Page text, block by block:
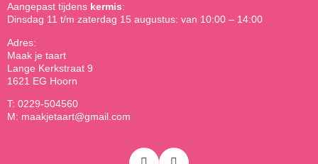
Aangepast tijdens kermis:
Dinsdag 11 t/m zaterdag 15 augustus: van 10:00 – 14:00
Adres:
Maak je taart
Lange Kerkstraat 9
1621 EG Hoorn
T: 0229-504560
M: maakjetaart@gmail.com